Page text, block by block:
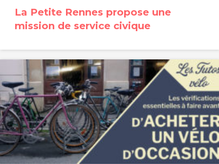
La Petite Rennes propose une
mission de service civique